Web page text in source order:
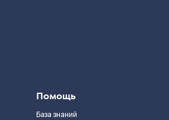
Помощь
База знаний